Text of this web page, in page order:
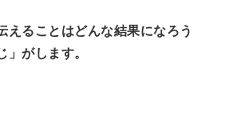
えることはどんな結果になろう
」がします。